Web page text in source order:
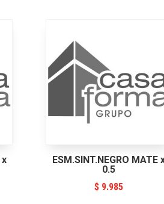
x
ESM.SINT.NEGRO MATE
0.5
$9.985